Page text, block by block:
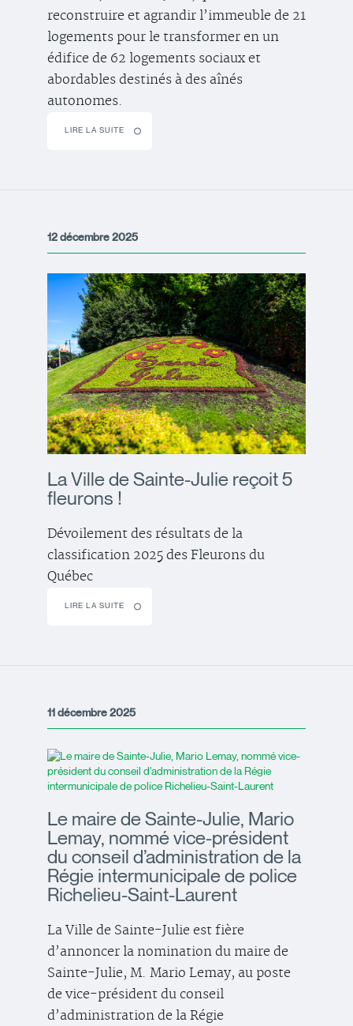
reconstruire et agrandir l’immeuble de 21
logements pour le transformer en un
édifice de 62 logements sociaux et
abordables destinés à des aînés
autonomes.
LIRE LA SUITE
12 décembre 2025
La Ville de Sainte-Julie reçoit 5
fleurons !
Dévoilement des résultats de la
classification 2025 des Fleurons du
Québec
LIRE LA SUITE
11 décembre 2025
Le maire de Sainte-Julie, Mario
Lemay, nommé vice-président
du conseil d’administration de la
Régie intermunicipale de police
Richelieu-Saint-Laurent
La Ville de Sainte-Julie est fière
d’annoncer la nomination du maire de
Sainte-Julie, M. Mario Lemay, au poste
de vice-président du conseil
d’administration de la Régie